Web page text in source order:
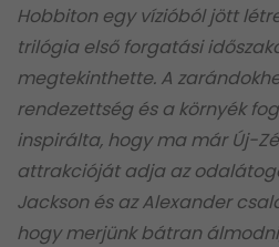
Hobbiton egy vízióból jött
trilógia első forgatási
megtekinthette. A
rendezettség és a környék
inspirálta, hogy ma már Új-
attrakcióját adja az
Jackson és az Alexander
hogy merjünk bátran